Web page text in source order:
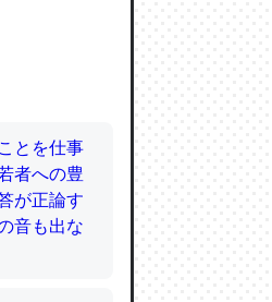
ずっと前
ほど分かり
ム分はエビ